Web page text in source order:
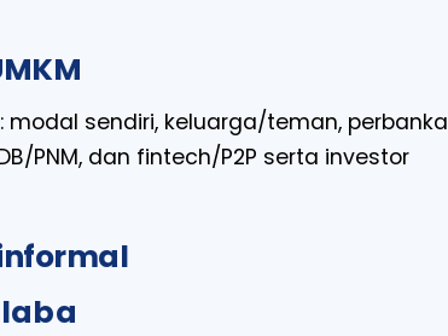
sendiri, keluarga/teman,
PNM, dan fintech/P2P serta investor